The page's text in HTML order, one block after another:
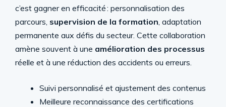
c’est gagner en efficacité : personnalisation des
parcours, supervision de la formation, adaptation
permanente aux défis du secteur. Cette collaboration
amène souvent à une amélioration des processus
réelle et à une réduction des accidents ou erreurs.
Suivi personnalisé et ajustement des contenus
Meilleure reconnaissance des certifications